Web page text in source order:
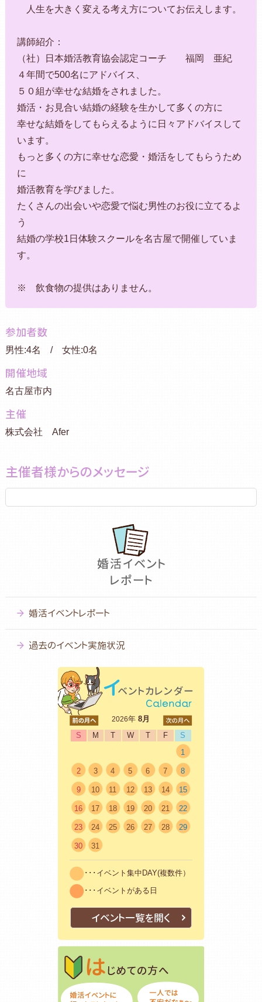
人生を大きく変える考え方についてお伝えします。
講師紹介：
（社）日本婚活教育協会認定コーチ 福岡 亜紀
４年間で500名にアドバイス、
５０組が幸せな結婚をされました。
婚活・お見合い結婚の経験を生かして多くの方に
幸せな結婚をしてもらえるように日々アドバイスして
います。
もっと多くの方に幸せな恋愛・婚活をしてもらうため
に
婚活教育を学びました。
たくさんの出会いや恋愛で悩む男性のお役に立てるよ
う
結婚の学校1日体験スクールを名古屋で開催していま
す。
※ 飲食物の提供はありません。
参加者数
男性:4名 / 女性:0名
開催地域
名古屋市内
主催
株式会社 Afer
主催者様からのメッセージ
婚活イベントレポート
過去のイベント実施状況
2026年8月
S
M T W T F
S
1
2 3 4 5 6 7 8
9 10 11 12 13 14 15
16 17 18 19 20 21 22
23 24 25 26 27 28 29
30 31
･･･イベント集中DAY(複数件）
･･･イベントがある日
イベント一覧を開く
はじめての方